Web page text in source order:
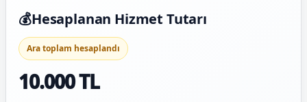
💰Hesaplanan Hizmet Tutarı
Ara toplam hesaplandı
10.000 TL